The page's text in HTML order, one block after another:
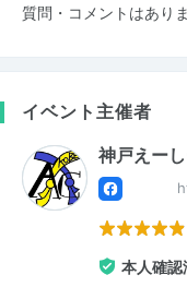
質問・コメントはありま
イベント主催者
神戸えー
本人確認